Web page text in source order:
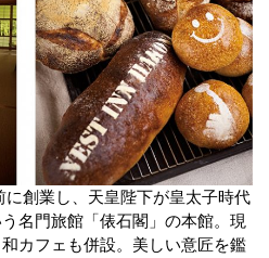
に創業し、天皇陛下が皇太子時代
名門旅館「俵石閣」の本館。現
カフェも併設。美しい意匠を鑑